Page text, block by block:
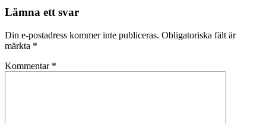
Lämna ett svar
Din e-postadress kommer inte publiceras. Obligatoriska fält är
märkta *
Kommentar *